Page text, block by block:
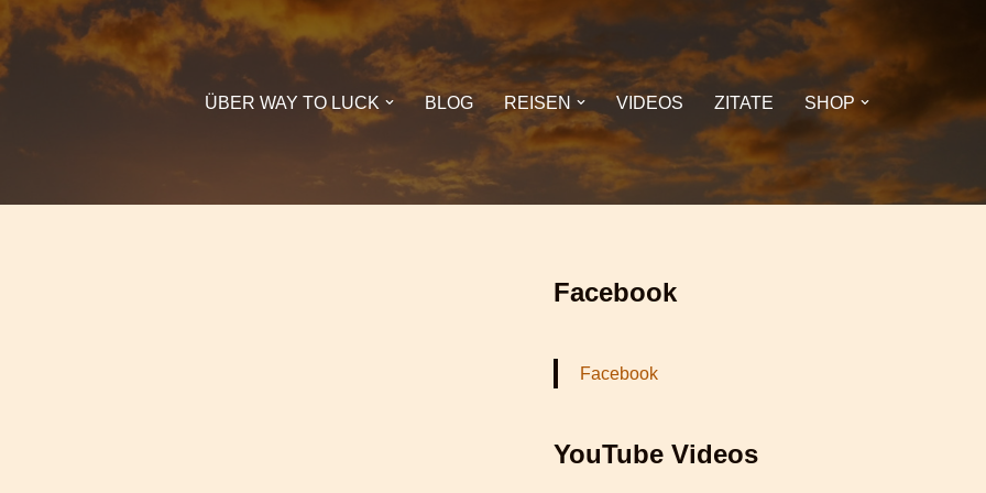
ÜBER WAY TO LUCK BLOG REISEN VIDEOS ZITATE SHOP
Facebook
Facebook
YouTube Videos